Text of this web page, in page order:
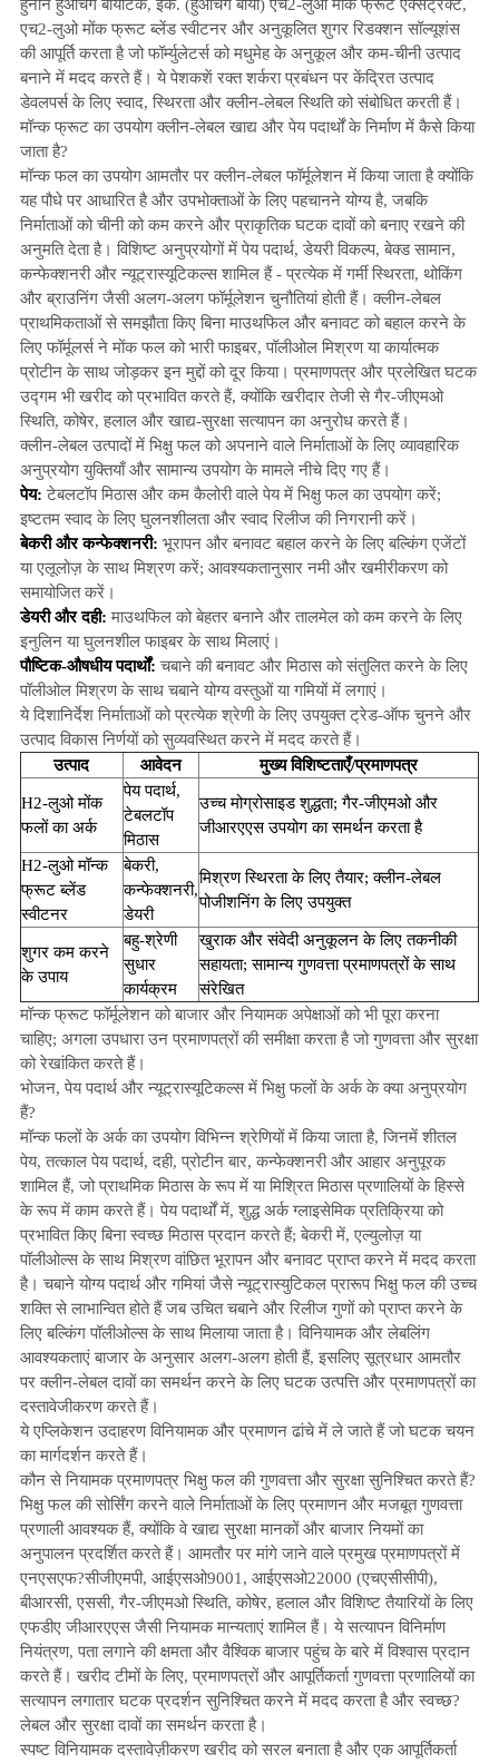
हुनान हुआचेंग बायोटेक, इंक. (हुआचेंग बायो) एच2-लुओ मोंक फ्रूट एक्सट्रैक्ट,
एच2-लुओ मोंक फ्रूट ब्लेंड स्वीटनर और अनुकूलित शुगर रिडक्शन सॉल्यूशंस
की आपूर्ति करता है जो फॉर्म्युलेटर्स को मधुमेह के अनुकूल और कम-चीनी उत्पाद
बनाने में मदद करते हैं। ये पेशकशें रक्त शर्करा प्रबंधन पर केंद्रित उत्पाद
डेवलपर्स के लिए स्वाद, स्थिरता और क्लीन-लेबल स्थिति को संबोधित करती हैं।
मॉन्क फ्रूट का उपयोग क्लीन-लेबल खाद्य और पेय पदार्थों के निर्माण में कैसे किया
जाता है?
मॉन्क फल का उपयोग आमतौर पर क्लीन-लेबल फॉर्मूलेशन में किया जाता है क्योंकि
यह पौधे पर आधारित है और उपभोक्ताओं के लिए पहचानने योग्य है, जबकि
निर्माताओं को चीनी को कम करने और प्राकृतिक घटक दावों को बनाए रखने की
अनुमति देता है। विशिष्ट अनुप्रयोगों में पेय पदार्थ, डेयरी विकल्प, बेक्ड सामान,
कन्फेक्शनरी और न्यूट्रास्यूटिकल्स शामिल हैं - प्रत्येक में गर्मी स्थिरता, थोकिंग
और ब्राउनिंग जैसी अलग-अलग फॉर्मूलेशन चुनौतियां होती हैं। क्लीन-लेबल
प्राथमिकताओं से समझौता किए बिना माउथफिल और बनावट को बहाल करने के
लिए फॉर्मूलर्स ने मोंक फल को भारी फाइबर, पॉलीओल मिश्रण या कार्यात्मक
प्रोटीन के साथ जोड़कर इन मुद्दों को दूर किया। प्रमाणपत्र और प्रलेखित घटक
उद्गम भी खरीद को प्रभावित करते हैं, क्योंकि खरीदार तेजी से गैर-जीएमओ
स्थिति, कोषेर, हलाल और खाद्य-सुरक्षा सत्यापन का अनुरोध करते हैं।
क्लीन-लेबल उत्पादों में भिक्षु फल को अपनाने वाले निर्माताओं के लिए व्यावहारिक
अनुप्रयोग युक्तियाँ और सामान्य उपयोग के मामले नीचे दिए गए हैं।
पेय: टेबलटॉप मिठास और कम कैलोरी वाले पेय में भिक्षु फल का उपयोग करें;
इष्टतम स्वाद के लिए घुलनशीलता और स्वाद रिलीज की निगरानी करें।
बेकरी और कन्फेक्शनरी: भूरापन और बनावट बहाल करने के लिए बल्किंग एजेंटों
या एलूलोज़ के साथ मिश्रण करें; आवश्यकतानुसार नमी और खमीरीकरण को
समायोजित करें।
डेयरी और दही: माउथफिल को बेहतर बनाने और तालमेल को कम करने के लिए
इनुलिन या घुलनशील फाइबर के साथ मिलाएं।
पौष्टिक-औषधीय पदार्थों: चबाने की बनावट और मिठास को संतुलित करने के लिए
पॉलीओल मिश्रण के साथ चबाने योग्य वस्तुओं या गमियों में लगाएं।
ये दिशानिर्देश निर्माताओं को प्रत्येक श्रेणी के लिए उपयुक्त ट्रेड-ऑफ चुनने और
उत्पाद विकास निर्णयों को सुव्यवस्थित करने में मदद करते हैं।
उत्पाद
आवेदन मुख्य विशिष्टताएँ/प्रमाणपत्र
H2-लुओ मोंक
फलों का अर्क
पेय पदार्थ,
टेबलटॉप
मिठास
उच्च मोग्रोसाइड शुद्धता; गैर-जीएमओ और
जीआरएएस उपयोग का समर्थन करता है
H2-लुओ मॉन्क
फ्रूट ब्लेंड
स्वीटनर
बेकरी,
कन्फेक्शनरी,
डेयरी
मिश्रण स्थिरता के लिए तैयार; क्लीन-लेबल
पोजीशनिंग के लिए उपयुक्त
शुगर कम करने
के उपाय
बहु-श्रेणी
सुधार
कार्यक्रम
खुराक और संवेदी अनुकूलन के लिए तकनीकी
सहायता; सामान्य गुणवत्ता प्रमाणपत्रों के साथ
संरेखित
मॉन्क फ्रूट फॉर्मूलेशन को बाजार और नियामक अपेक्षाओं को भी पूरा करना
चाहिए; अगला उपधारा उन प्रमाणपत्रों की समीक्षा करता है जो गुणवत्ता और सुरक्षा
को रेखांकित करते हैं।
भोजन, पेय पदार्थ और न्यूट्रास्यूटिकल्स में भिक्षु फलों के अर्क के क्या अनुप्रयोग
हैं?
मॉन्क फलों के अर्क का उपयोग विभिन्न श्रेणियों में किया जाता है, जिनमें शीतल
पेय, तत्काल पेय पदार्थ, दही, प्रोटीन बार, कन्फेक्शनरी और आहार अनुपूरक
शामिल हैं, जो प्राथमिक मिठास के रूप में या मिश्रित मिठास प्रणालियों के हिस्से
के रूप में काम करते हैं। पेय पदार्थों में, शुद्ध अर्क ग्लाइसेमिक प्रतिक्रिया को
प्रभावित किए बिना स्वच्छ मिठास प्रदान करते हैं; बेकरी में, एल्युलोज़ या
पॉलीओल्स के साथ मिश्रण वांछित भूरापन और बनावट प्राप्त करने में मदद करता
है। चबाने योग्य पदार्थ और गमियां जैसे न्यूट्रास्युटिकल प्रारूप भिक्षु फल की उच्च
शक्ति से लाभान्वित होते हैं जब उचित चबाने और रिलीज गुणों को प्राप्त करने के
लिए बल्किंग पॉलीओल्स के साथ मिलाया जाता है। विनियामक और लेबलिंग
आवश्यकताएं बाजार के अनुसार अलग-अलग होती हैं, इसलिए सूत्रधार आमतौर
पर क्लीन-लेबल दावों का समर्थन करने के लिए घटक उत्पत्ति और प्रमाणपत्रों का
दस्तावेजीकरण करते हैं।
ये एप्लिकेशन उदाहरण विनियामक और प्रमाणन ढांचे में ले जाते हैं जो घटक चयन
का मार्गदर्शन करते हैं।
कौन से नियामक प्रमाणपत्र भिक्षु फल की गुणवत्ता और सुरक्षा सुनिश्चित करते हैं?
भिक्षु फल की सोर्सिंग करने वाले निर्माताओं के लिए प्रमाणन और मजबूत गुणवत्ता
प्रणाली आवश्यक हैं, क्योंकि वे खाद्य सुरक्षा मानकों और बाजार नियमों का
अनुपालन प्रदर्शित करते हैं। आमतौर पर मांगे जाने वाले प्रमुख प्रमाणपत्रों में
एनएसएफ?सीजीएमपी, आईएसओ9001, आईएसओ22000 (एचएसीसीपी),
बीआरसी, एससी, गैर-जीएमओ स्थिति, कोषेर, हलाल और विशिष्ट तैयारियों के लिए
एफडीए जीआरएएस जैसी नियामक मान्यताएं शामिल हैं। ये सत्यापन विनिर्माण
नियंत्रण, पता लगाने की क्षमता और वैश्विक बाजार पहुंच के बारे में विश्वास प्रदान
करते हैं। खरीद टीमों के लिए, प्रमाणपत्रों और आपूर्तिकर्ता गुणवत्ता प्रणालियों का
सत्यापन लगातार घटक प्रदर्शन सुनिश्चित करने में मदद करता है और स्वच्छ?
लेबल और सुरक्षा दावों का समर्थन करता है।
स्पष्ट विनियामक दस्तावेज़ीकरण खरीद को सरल बनाता है और एक आपूर्तिकर्ता